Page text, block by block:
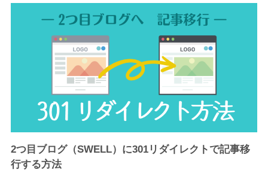
2つ目ブログ（SWELL）に301リダイレクトで記事移
行する方法